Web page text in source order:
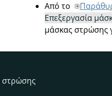
Από το
Επεξεργασία
μάσκας στρώσης
στρώσης